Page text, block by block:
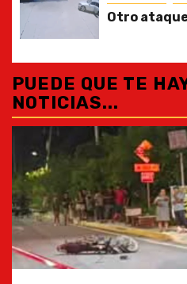
Otro
PUEDE QUE TE
NOTICIAS...